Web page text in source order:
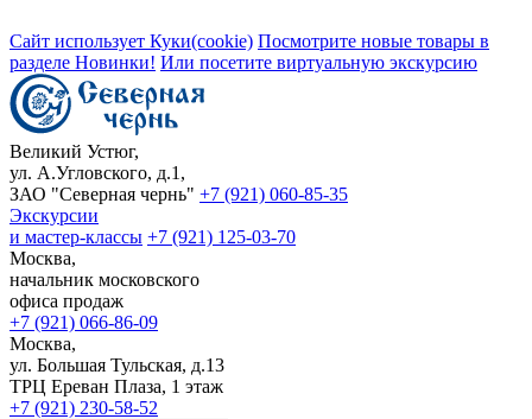
Сайт использует Куки(cookie) Посмотрите новые товары в
разделе Новинки! Или посетите виртуальную экскурсию
Великий Устюг,
ул. А.Угловского, д.1,
ЗАО "Северная чернь" +7 (921) 060-85-35
Экскурсии
и мастер-классы +7 (921) 125-03-70
Москва,
начальник московского
офиса продаж
+7 (921) 066-86-09
Москва,
ул. Большая Тульская, д.13
ТРЦ Ереван Плаза, 1 этаж
+7 (921) 230-58-52